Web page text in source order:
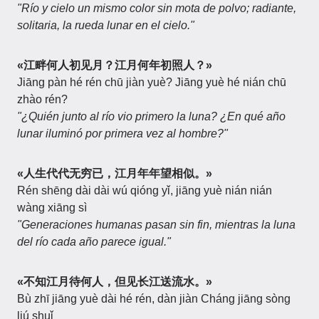
"Río y cielo un mismo color sin mota de polvo; radiante,
solitaria, la rueda lunar en el cielo."
«江畔何人初见月？江月何年初照人？»
Jiāng pàn hé rén chū jiàn yuè? Jiāng yuè hé nián chū
zhào rén?
"¿Quién junto al río vio primero la luna? ¿En qué año
lunar iluminó por primera vez al hombre?"
«人生代代无穷已，江月年年望相似。»
Rén shēng dài dài wú qióng yǐ, jiāng yuè nián nián
wàng xiāng sì
"Generaciones humanas pasan sin fin, mientras la luna
del río cada año parece igual."
«不知江月待何人，但见长江送流水。»
Bù zhī jiāng yuè dài hé rén, dàn jiàn Cháng jiāng sòng
liú shuǐ